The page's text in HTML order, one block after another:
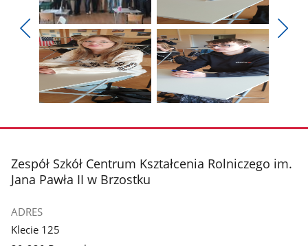
Pokaż
poprzednie
zdjęcia
Pokaż
zdjęcie
1
z
galerii.
Pokaż
zdjęcie
2
z
galerii.
zdjęcie
z
galerii.
zdjęcie
galerii.
stopka
Zespół Szkół Centrum Kształcenia Rolniczego im.
Jana Pawła II w Brzostku
ADRES
Klecie 125